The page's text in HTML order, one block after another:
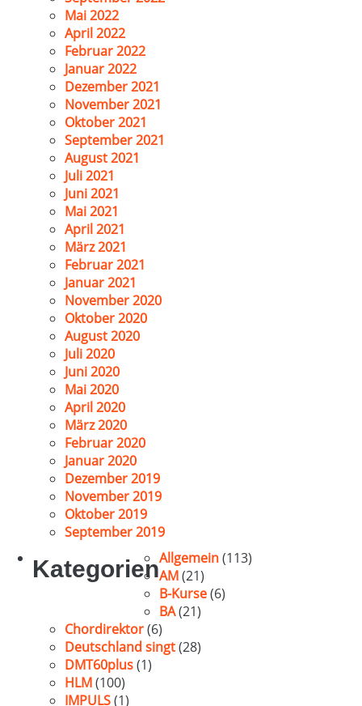
Mai 2022
April 2022
Februar 2022
Januar 2022
Dezember 2021
November 2021
Oktober 2021
September 2021
August 2021
Juli 2021
Juni 2021
Mai 2021
April 2021
März 2021
Februar 2021
Januar 2021
November 2020
Oktober 2020
August 2020
Juli 2020
Juni 2020
Mai 2020
April 2020
März 2020
Februar 2020
Januar 2020
Dezember 2019
November 2019
Oktober 2019
September 2019
KategorienAllgemein(113)
AM(21)
B-Kurse(6)
BA(21)
Chordirektor(6)
Deutschland singt(28)
DMT60plus(1)
HLM(100)
IMPULS(1)